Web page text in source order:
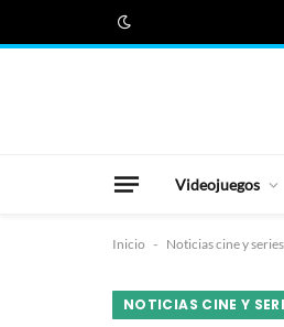
Videojuegos
Inicio - Noticias cine y series
NOTICIAS CINE Y